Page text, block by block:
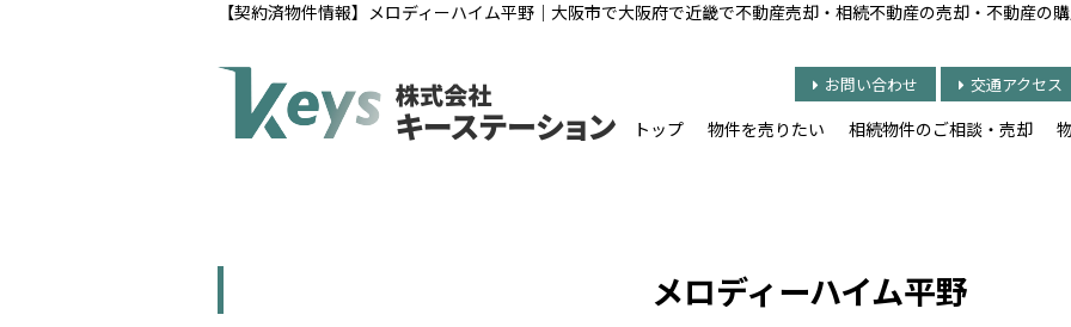
【契約済物件情報】メロディーハイム平野｜大阪市で大阪府で近畿で不動産売却・相続不動産の売却・不動産の
お問い合わせ 交通アクセス
トップ 物件を売りたい 相続物件のご相談・売却
メロディーハイム平野